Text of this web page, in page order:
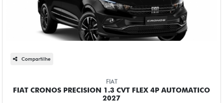
Compartilhe
FIAT
FIAT CRONOS PRECISION 1.3 CVT FLEX 4P AUTOMATICO
2027